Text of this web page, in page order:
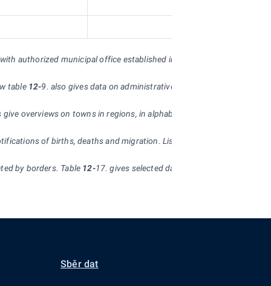
authorized municipal office established in the region. It gives
table 12-9. also gives data on administrative districts of
overviews on towns in regions, in alphabetical order. Table
of births, deaths and migration. Listed are also the
by borders. Table 12-17. gives selected data on individual
Sběr dat